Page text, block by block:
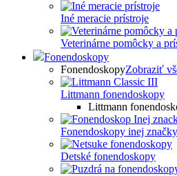
Iné meracie prístroje
Veterinárne pomôcky a
Fonendoskopy
FonendoskopyZobraziť
Littmann fonendoskopy
Littmann
Fonendoskopy inej značky
Detské fonendoskopy